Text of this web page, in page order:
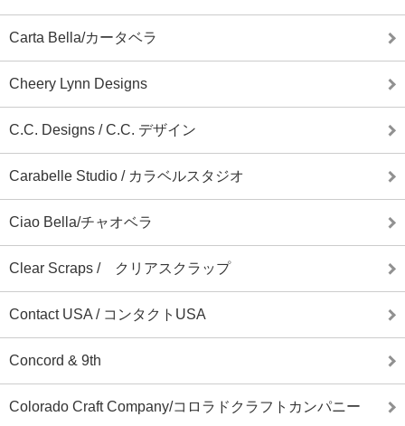
Carta Bella/カータベラ
Cheery Lynn Designs
C.C. Designs / C.C. デザイン
Carabelle Studio / カラベルスタジオ
Ciao Bella/チャオベラ
Clear Scraps / クリアスクラップ
Contact USA / コンタクトUSA
Concord & 9th
Colorado Craft Company/コロラドクラフトカンパニー